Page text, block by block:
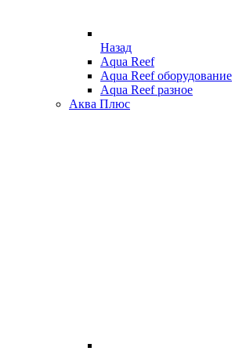
Назад
Aqua Reef
Aqua Reef оборудование
Aqua Reef разное
Аква Плюс